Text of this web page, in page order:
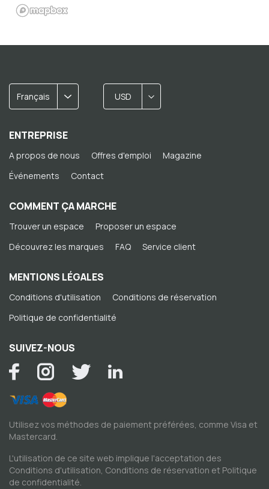
Français USD
ENTREPRISE
A propos de nous Offres d'emploi
Magazine
Événements
Contact
COMMENT ÇA MARCHE
Trouver un espace
Proposer un espace
Découvrez les marques
FAQ Service client
MENTIONS LÉGALES
Conditions d'utilisation
Conditions de réservation
Politique de confidentialité
SUIVEZ-NOUS
Utilisez vos méthodes de paiement préférées, comme Visa et
Mastercard.
L'utilisation de ce site web implique l'acceptation des
Conditions d'utilisation, Conditions de réservation et Politique
de confidentialité.